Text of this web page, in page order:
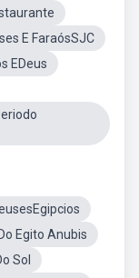
E FaraósSJC
EDeus
Egito Anubis
Sol